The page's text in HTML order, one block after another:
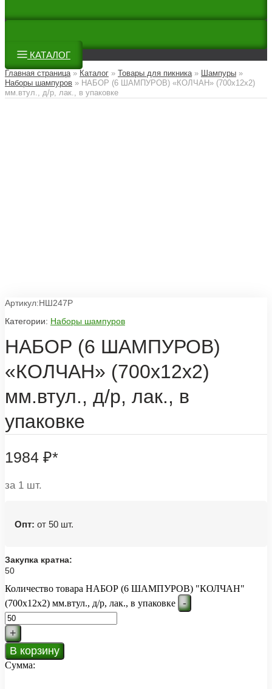
КАТАЛОГ
Главная страница» Каталог » Товары для пикника» Шампуры »
Наборы шампуров » НАБОР (6 ШАМПУРОВ) «КОЛЧАН» (700х12х2)
мм.втул., д/р, лак., в упаковке
Артикул:НШ247Р
Категории: Наборы шампуров
НАБОР (6 ШАМПУРОВ)
«КОЛЧАН» (700х12х2)
мм.втул., д/р, лак., в
упаковке
1984 ₽*
за 1 шт.
Опт: от 50 шт.
Закупка кратна:
50
Количество товара НАБОР (6 ШАМПУРОВ) "КОЛЧАН"
(700х12х2) мм.втул., д/р, лак., в упаковке
-
+
В корзину
Сумма: